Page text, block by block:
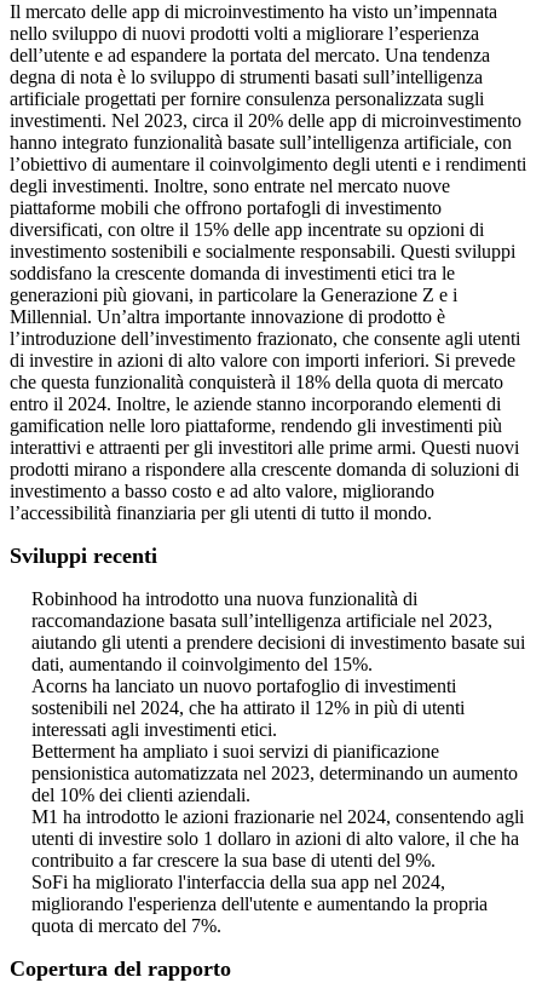
Il mercato delle app di microinvestimento ha visto un’impennata
nello sviluppo di nuovi prodotti volti a migliorare l’esperienza
dell’utente e ad espandere la portata del mercato. Una tendenza
degna di nota è lo sviluppo di strumenti basati sull’intelligenza
artificiale progettati per fornire consulenza personalizzata sugli
investimenti. Nel 2023, circa il 20% delle app di microinvestimento
hanno integrato funzionalità basate sull’intelligenza artificiale, con
l’obiettivo di aumentare il coinvolgimento degli utenti e i rendimenti
degli investimenti. Inoltre, sono entrate nel mercato nuove
piattaforme mobili che offrono portafogli di investimento
diversificati, con oltre il 15% delle app incentrate su opzioni di
investimento sostenibili e socialmente responsabili. Questi sviluppi
soddisfano la crescente domanda di investimenti etici tra le
generazioni più giovani, in particolare la Generazione Z e i
Millennial. Un’altra importante innovazione di prodotto è
l’introduzione dell’investimento frazionato, che consente agli utenti
di investire in azioni di alto valore con importi inferiori. Si prevede
che questa funzionalità conquisterà il 18% della quota di mercato
entro il 2024. Inoltre, le aziende stanno incorporando elementi di
gamification nelle loro piattaforme, rendendo gli investimenti più
interattivi e attraenti per gli investitori alle prime armi. Questi nuovi
prodotti mirano a rispondere alla crescente domanda di soluzioni di
investimento a basso costo e ad alto valore, migliorando
l’accessibilità finanziaria per gli utenti di tutto il mondo.
Sviluppi recenti
Robinhood ha introdotto una nuova funzionalità di
raccomandazione basata sull’intelligenza artificiale nel 2023,
aiutando gli utenti a prendere decisioni di investimento basate sui
dati, aumentando il coinvolgimento del 15%.
Acorns ha lanciato un nuovo portafoglio di investimenti
sostenibili nel 2024, che ha attirato il 12% in più di utenti
interessati agli investimenti etici.
Betterment ha ampliato i suoi servizi di pianificazione
pensionistica automatizzata nel 2023, determinando un aumento
del 10% dei clienti aziendali.
M1 ha introdotto le azioni frazionarie nel 2024, consentendo agli
utenti di investire solo 1 dollaro in azioni di alto valore, il che ha
contribuito a far crescere la sua base di utenti del 9%.
SoFi ha migliorato l'interfaccia della sua app nel 2024,
migliorando l'esperienza dell'utente e aumentando la propria
quota di mercato del 7%.
Copertura del rapporto